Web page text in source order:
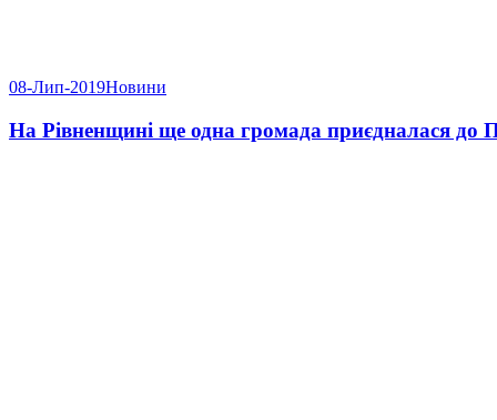
08-Лип-2019Новини
На Рівненщині ще одна громада приєдналася до